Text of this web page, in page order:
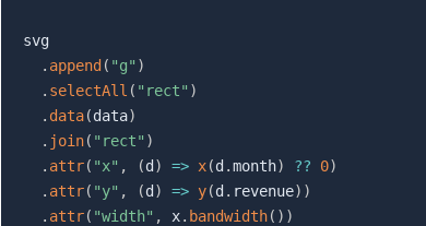
svg
. append ( "g" )
. selectAll ( "rect" )
. data(data)
. join( "rect" )
. attr( "x" , (d ) => x(d .month) ?? 0)
. attr( "y" , (d ) => y(d . revenue) )
. attr( "width" , x. bandwidth( ) )